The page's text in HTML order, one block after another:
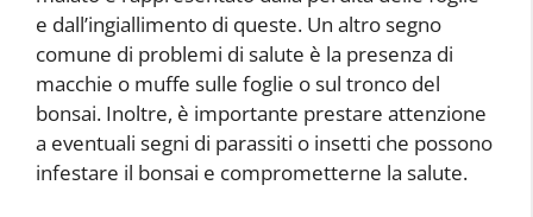
e dall’ingiallimento di queste. Un altro segno
comune di problemi di salute è la presenza di
macchie o muffe sulle foglie o sul tronco del
bonsai. Inoltre, è importante prestare attenzione
a eventuali segni di parassiti o insetti che possono
infestare il bonsai e comprometterne la salute.